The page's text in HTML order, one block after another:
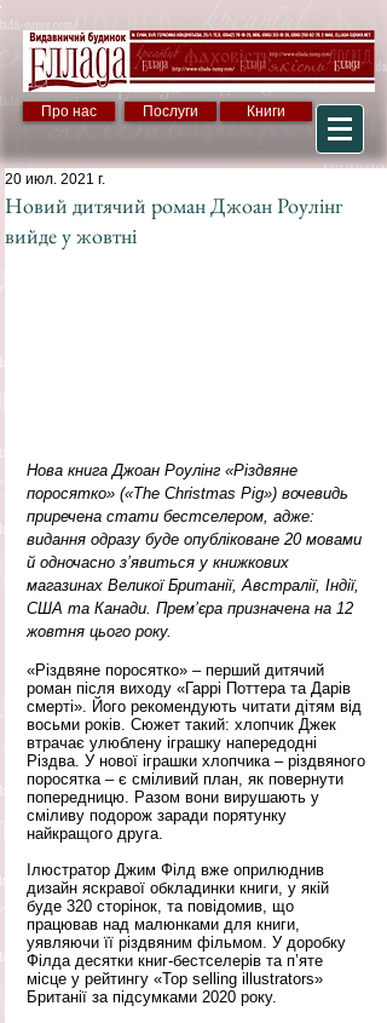
Про нас Послуги Книги
Новий дитячий роман Джоан Роулінг
вийде у жовтні
20 июл. 2021 г.
Нова книга Джоан Роулінг «Різдвяне
поросятко» («The Christmas Pig») вочевидь
приречена стати бестселером, адже:
видання одразу буде опубліковане 20 мовами
й одночасно з’явиться у книжкових
магазинах Великої Британії, Австралії, Індії,
США та Канади. Прем’єра призначена на 12
жовтня цього року.
«Різдвяне поросятко» – перший дитячий
роман після виходу «Гаррі Поттера та Дарів
смерті». Його рекомендують читати дітям від
восьми років. Сюжет такий: хлопчик Джек
втрачає улюблену іграшку напередодні
Різдва. У нової іграшки хлопчика – різдвяного
поросятка – є сміливий план, як повернути
попередницю. Разом вони вирушають у
сміливу подорож заради порятунку
найкращого друга.
Ілюстратор Джим Філд вже оприлюднив
дизайн яскравої обкладинки книги, у якій
буде 320 сторінок, та повідомив, що
працював над малюнками для книги,
уявляючи її різдвяним фільмом. У доробку
Філда десятки книг-бестселерів та п’яте
місце у рейтингу «Top selling illustrators»
Британії за підсумками 2020 року.